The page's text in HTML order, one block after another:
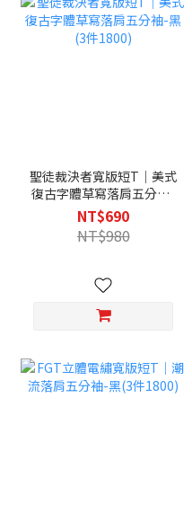
聖徒裁決者寬版短T｜美式
復古字體草寫落肩五分袖-
黑(3件1800)
NT$690
NT$980